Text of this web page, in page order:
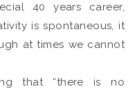
40 years career,
is spontaneous, it
at times we cannot
that “there is no